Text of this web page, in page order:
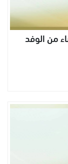
من الوفد